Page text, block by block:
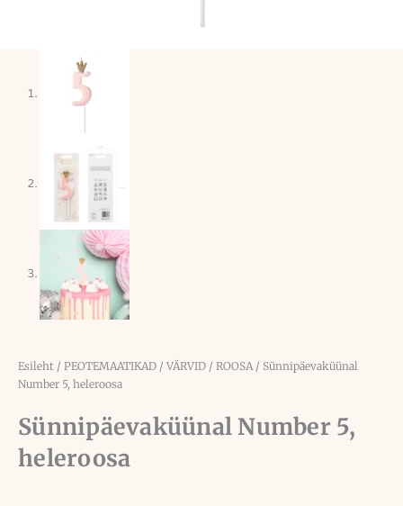
Esileht / PEOTEMAATIKAD / VÄRVID / ROOSA / Sünnipäevaküünal
Number 5, heleroosa
Sünnipäevaküünal Number 5,
heleroosa